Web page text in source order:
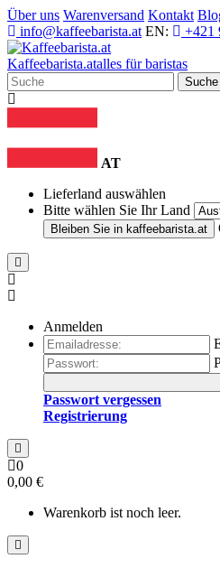
Über uns Warenversand Kontakt
info@kaffeebarista.at EN: +421
Kaffeebarista.atalles für baristas
Suche
AT
Lieferland auswählen
Bitte wählen Sie Ihr Land
Bleiben Sie in kaffeebarista.at
Anmelden
Passwort vergessen
Registrierung
0
0,00 €
Warenkorb ist noch leer.